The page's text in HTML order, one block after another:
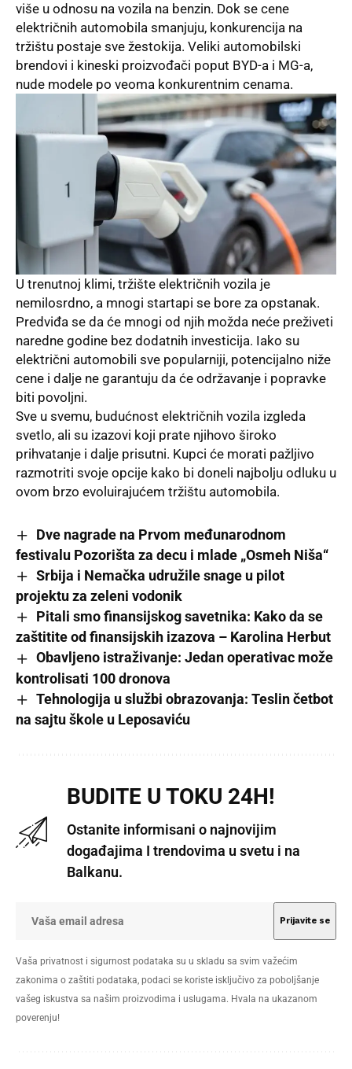
više u odnosu na vozila na benzin. Dok se cene
električnih automobila smanjuju, konkurencija na
tržištu postaje sve žestokija. Veliki automobilski
brendovi i kineski proizvođači poput BYD-a i MG-a,
nude modele po veoma konkurentnim cenama.
U trenutnoj klimi, tržište električnih vozila je
nemilosrdno, a mnogi startapi se bore za opstanak.
Predviđa se da će mnogi od njih možda neće preživeti
naredne godine bez dodatnih investicija. Iako su
električni automobili sve popularniji, potencijalno niže
cene i dalje ne garantuju da će održavanje i popravke
biti povoljni.
Sve u svemu, budućnost električnih vozila izgleda
svetlo, ali su izazovi koji prate njihovo široko
prihvatanje i dalje prisutni. Kupci će morati pažljivo
razmotriti svoje opcije kako bi doneli najbolju odluku u
ovom brzo evoluirajućem tržištu automobila.
Dve nagrade na Prvom međunarodnom
festivalu Pozorišta za decu i mlade „Osmeh Niša“
Srbija i Nemačka udružile snage u pilot
projektu za zeleni vodonik
Pitali smo finansijskog savetnika: Kako da se
zaštitite od finansijskih izazova – Karolina Herbut
Obavljeno istraživanje: Jedan operativac može
kontrolisati 100 dronova
Tehnologija u službi obrazovanja: Teslin četbot
na sajtu škole u Leposaviću
BUDITE U TOKU 24H!
Ostanite informisani o najnovijim
događajima I trendovima u svetu i na
Balkanu.
Vaša privatnost i sigurnost podataka su u skladu sa svim važećim
zakonima o zaštiti podataka, podaci se koriste isključivo za poboljšanje
vašeg iskustva sa našim proizvodima i uslugama. Hvala na ukazanom
poverenju!